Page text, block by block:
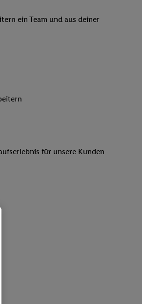
ein Team und aus deiner
für unsere Kunden